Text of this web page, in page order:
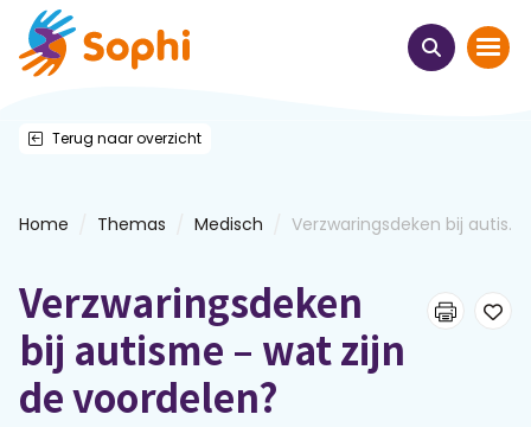
Thema's
Leren & ontmoeten
Webinars
Terug naar overzicht
Home Themas Medisch Verzwaringsdeken bij autis...
Verzwaringsdeken
bij autisme – wat zijn
de voordelen?